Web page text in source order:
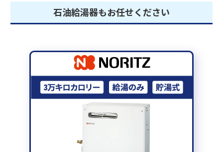
石油給湯器もお任せください